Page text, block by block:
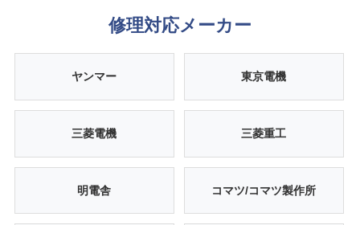
修理対応メーカー
ヤンマー 東京電機
三菱電機 三菱重工
明電舎 コマツ/コマツ製作所